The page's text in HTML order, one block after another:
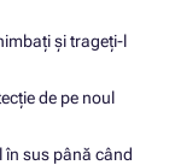
și trageți-l
de pe noul
în sus până când